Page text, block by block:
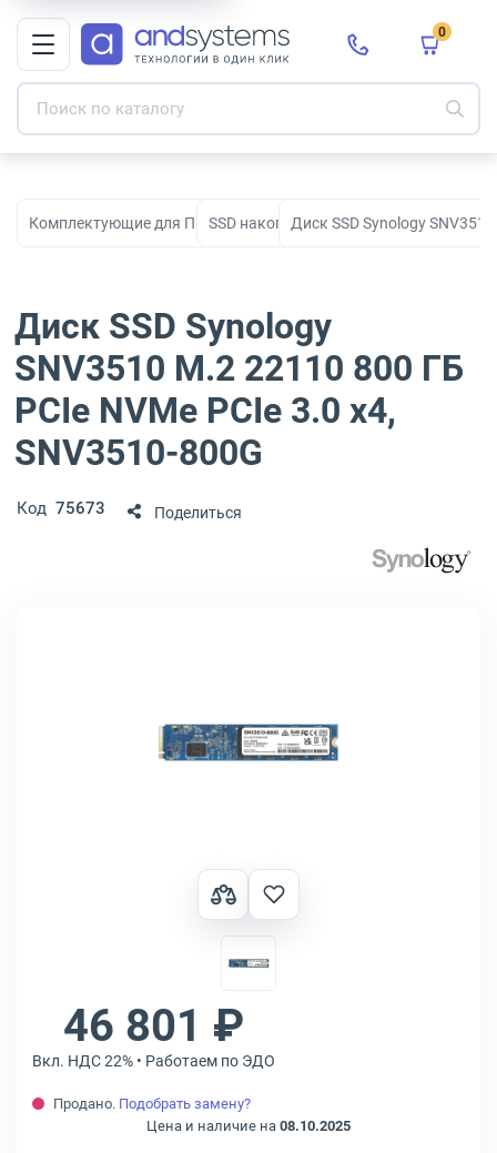
0
Комплектующие для ПК, сборки и модернизации
SSD накопителиДиск SSD Synology
Диск SSD Synology
SNV3510 M.2 22110 800 ГБ
PCIe NVMe PCIe 3.0 x4,
SNV3510-800G
Код 75673 Поделиться
46 801 ₽
Вкл. НДС 22% • Работаем по ЭДО
Продано. Подобрать замену?
Цена и наличие на 08.10.2025